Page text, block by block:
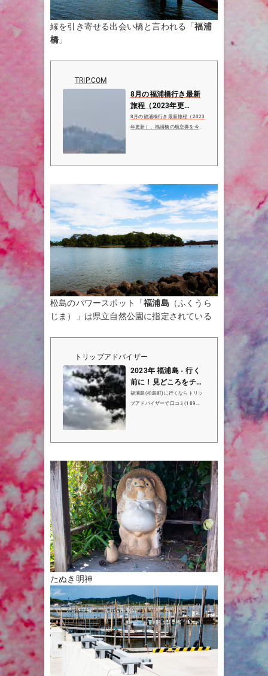
縁を引き寄せる出会い橋と言われる「福浦
橋 」
TRIP.COM
8月の福浦橋行き最新
旅程（2023年更
新）、福浦橋のレビュ
ー、福浦橋の住所と営
8月の福浦橋行き最新旅程（2023
年更新）、福浦橋の航空券を今す
ストラン
松島のパワースポット「福浦島 （ふくうら
じま）」は県立自然公園に指定されている
トリップアドバイザー
2023年 福浦島 - 行く
前に！見どころをチェ
ック - トリップアドバ
イザー
福浦島(松島町)に行くならトリッ
プアドバイザーで口コミ(189
たぬき明神